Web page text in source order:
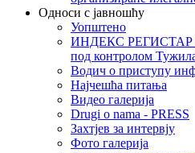
Односи с јавношћу
Уопштено
ИНДЕКС РЕГИСТАР
под контролом
Водич о приступу
Најчешћа питања
Видео галерија
Drugi o nama - PRESS
Захтјев за интервју
Фото галерија